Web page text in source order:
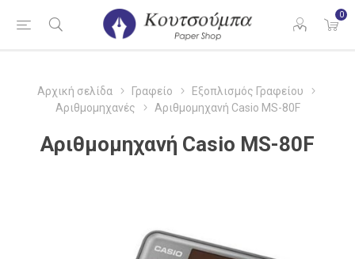
0
Αρχική σελίδα Γραφείο
Εξοπλισμός Γραφείου
Αριθμομηχανές
Αριθμομηχανή Casio MS-80F
Αριθμομηχανή Casio MS-80F